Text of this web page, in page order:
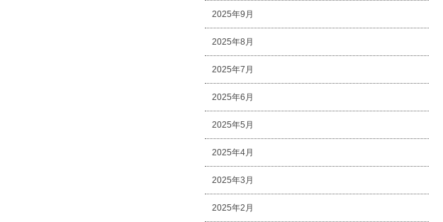
2025年9月
2025年8月
2025年7月
2025年6月
2025年5月
2025年4月
2025年3月
2025年2月